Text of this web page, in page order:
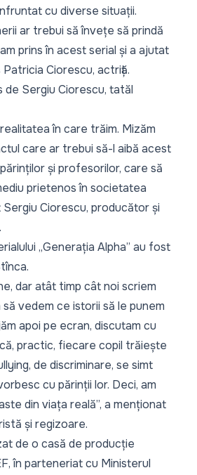
cu diverse situații.
ar trebui să învețe să prindă
prins în acest serial și a ajutat
Patricia Ciorescu, actriță.
de Sergiu Ciorescu, tatăl
în care trăim. Mizăm
care ar trebui să-l aibă acest
și profesorilor, care să
prietenos în societatea
Ciorescu, producător și
„Generația Alpha” au fost
dar atât timp cât noi scriem
vedem ce istorii să le punem
apoi pe ecran, discutam cu
practic, fiecare copil trăiește
de discriminare, se simt
cu părinții lor. Deci, am
din viața reală”, a menționat
și regizoare.
de o casă de producție
în parteneriat cu Ministerul